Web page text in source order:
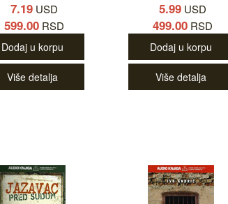
7.19USD
599.00RSD
Dodaj u korpu
Više detalja
5.99USD
499.00RSD
Dodaj u korpu
Više detalja